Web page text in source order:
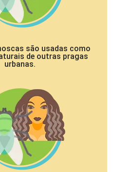
são usadas como
de outras pragas
urbanas.